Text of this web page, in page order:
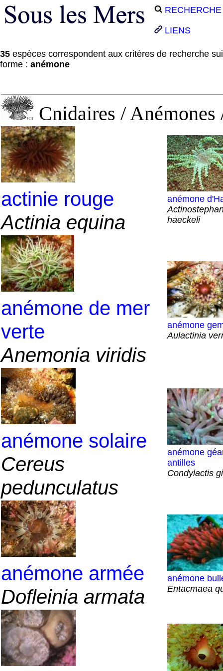
RECHERCHE
LIENS
35 espèces correspondent aux critères de recherche
forme : anémone
Cnidaires / Anémones
actinie rouge
Actinia equina
anémone
haeckeli
anémone de mer
verte
Anemonia viridis
anémone
Aulactinia
anémone solaire
Cereus
pedunculatus
anémone
antilles
Condylactis
anémone armée
Dofleinia armata
anémone
Entacmaea